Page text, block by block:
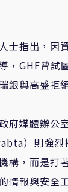
士指出，因
， GHF曾試
銀與高盛拒
府媒體辦公
）則強烈
構，而是打
情報與安全